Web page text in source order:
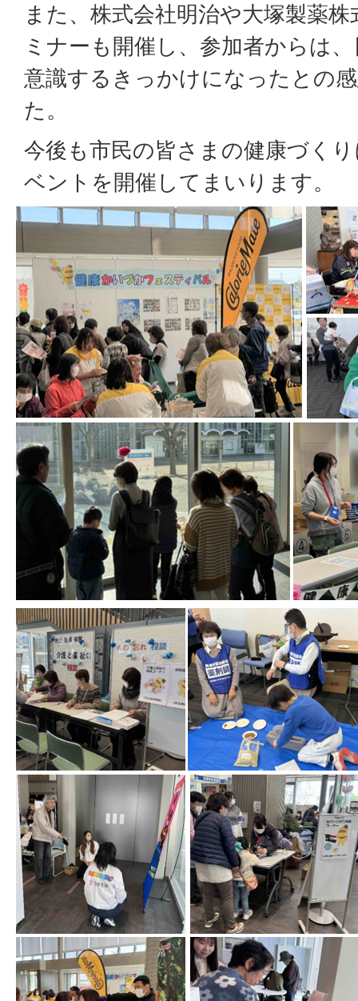
また、株式会社明治や大塚製薬
ミナーも開催し、参加者からは
意識するきっかけになったとの
た。
今後も市民の皆さまの健康づく
ベントを開催してまいります。